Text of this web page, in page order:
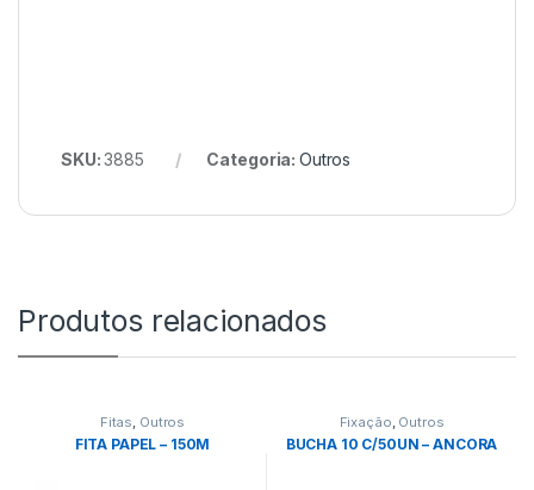
SKU:3885 Categoria: Outros
Produtos relacionados
Fitas Outros
FITA PAPEL – 150M
Fixação Outros
BUCHA 10 C/50UN – ANCORA